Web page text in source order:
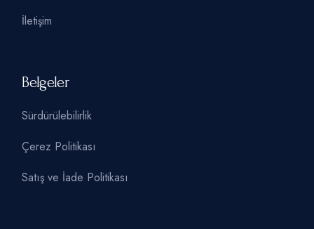
İletişim
Belgeler
Sürdürülebilirlik
Çerez Politikası
Satış ve İade Politikası